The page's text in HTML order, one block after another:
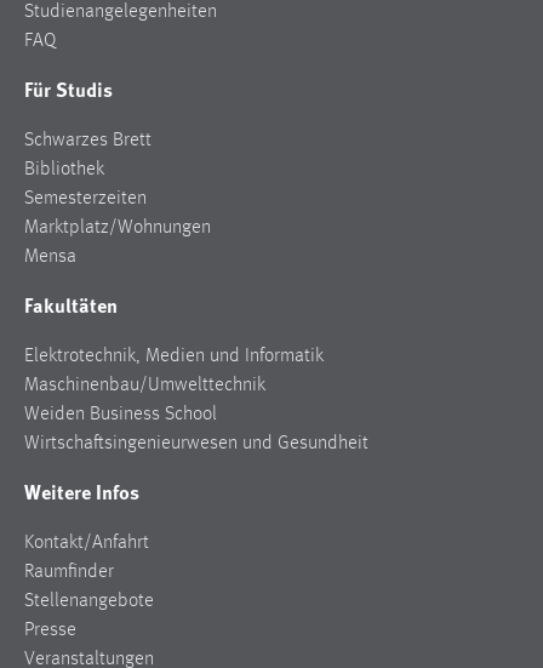
Studienangelegenheiten
FAQ
Für Studis
Schwarzes Brett
Bibliothek
Semesterzeiten
Marktplatz/Wohnungen
Mensa
Fakultäten
Elektrotechnik, Medien und Informatik
Maschinenbau/Umwelttechnik
Weiden Business School
Wirtschaftsingenieurwesen und Gesundheit
Weitere Infos
Kontakt/Anfahrt
Raumfinder
Stellenangebote
Presse
Veranstaltungen